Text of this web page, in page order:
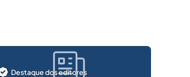
Destaque dos editores